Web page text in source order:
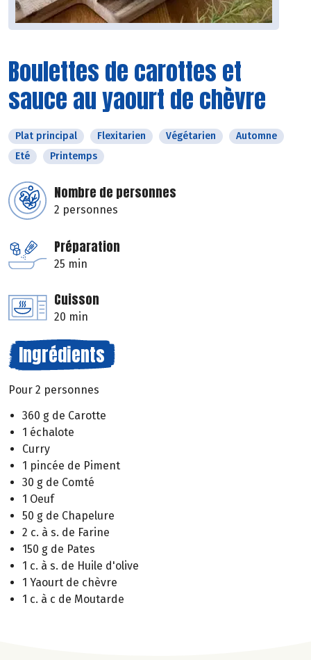
Boulettes de carottes et
sauce au yaourt de chèvre
Plat principal Flexitarien Végétarien
Automne
Eté
Printemps
Nombre de personnes
2 personnes
Préparation
25 min
Cuisson
20 min
Ingrédients
Pour 2 personnes
360 g de Carotte
1 échalote
Curry
1 pincée de Piment
30 g de Comté
1 Oeuf
50 g de Chapelure
2 c. à s. de Farine
150 g de Pates
1 c. à s. de Huile d'olive
1 Yaourt de chèvre
1 c. à c de Moutarde